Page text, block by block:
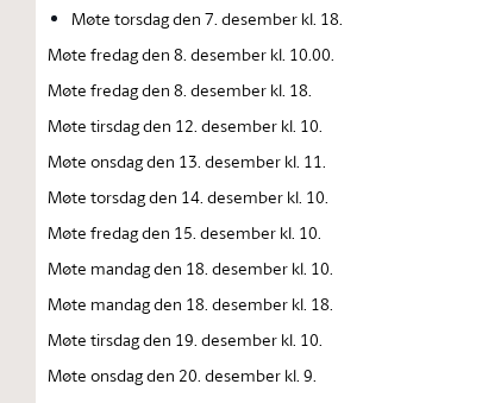
Møte torsdag den 7. desember kl. 18.
Møte fredag den 8. desember kl. 10.00.
Møte fredag den 8. desember kl. 18.
Møte tirsdag den 12. desember kl. 10.
Møte onsdag den 13. desember kl. 11.
Møte torsdag den 14. desember kl. 10.
Møte fredag den 15. desember kl. 10.
Møte mandag den 18. desember kl. 10.
Møte mandag den 18. desember kl. 18.
Møte tirsdag den 19. desember kl. 10.
Møte onsdag den 20. desember kl. 9.